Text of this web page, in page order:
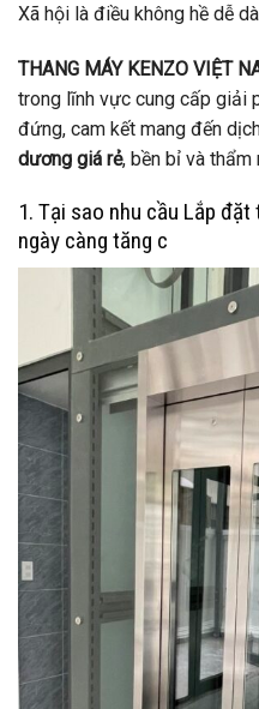
Xã hội là điều không hề dễ
THANG MÁY KENZO VIỆT
trong lĩnh vực cung cấp giải
đứng, cam kết mang đến
dương giá rẻ, bền bỉ và thẩm
1. Tại sao nhu cầu Lắp
ngày càng tăng c